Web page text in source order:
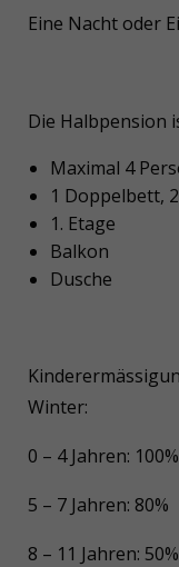
Eine Nacht oder
Die Halbpension
Maximal 4
1 Doppelbett,
1. Etage
Balkon
Dusche
Winter:
0 – 4 Jahren: 100%
5 – 7 Jahren: 80%
8 – 11 Jahren: 50%